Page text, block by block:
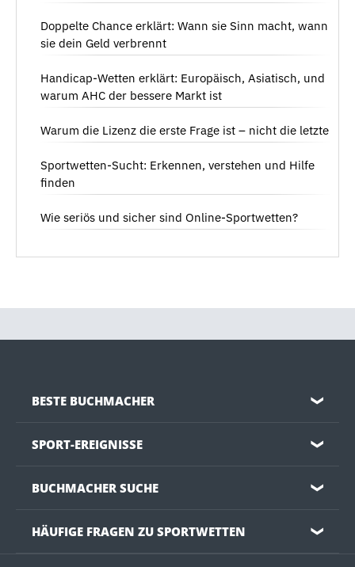
Doppelte Chance erklärt: Wann sie Sinn macht, wann
sie dein Geld verbrennt
Handicap-Wetten erklärt: Europäisch, Asiatisch, und
warum AHC der bessere Markt ist
Warum die Lizenz die erste Frage ist – nicht die letzte
Sportwetten-Sucht: Erkennen, verstehen und Hilfe
finden
Wie seriös und sicher sind Online-Sportwetten?
BESTE BUCHMACHER ❯
SPORT-EREIGNISSE ❯
BUCHMACHER SUCHE ❯
HÄUFIGE FRAGEN ZU SPORTWETTEN ❯